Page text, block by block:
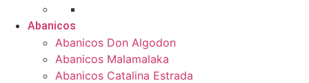
Abanicos
Abanicos Don Algodon
Abanicos Malamalaka
Abanicos Catalina Estrada